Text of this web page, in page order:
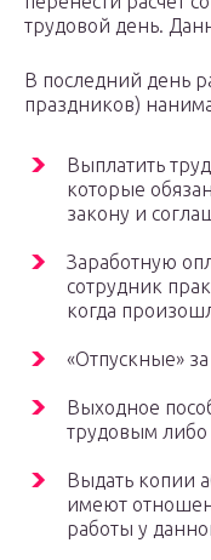
трудовой день.
В последний день
праздников)
Выплатить
которые
закону и
Заработную
сотрудник
когда
«Отпускные»
Выходное
трудовым
Выдать копии
имеют
работы у